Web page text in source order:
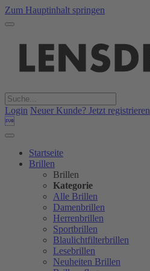
Zum Hauptinhalt springen
Login Neuer Kunde? Jetzt registrieren

Startseite
Brillen
Brillen
Kategorie
Alle Brillen
Damenbrillen
Herrenbrillen
Sportbrillen
Blaulichtfilterbrillen
Lesebrillen
Neuheiten Brillen